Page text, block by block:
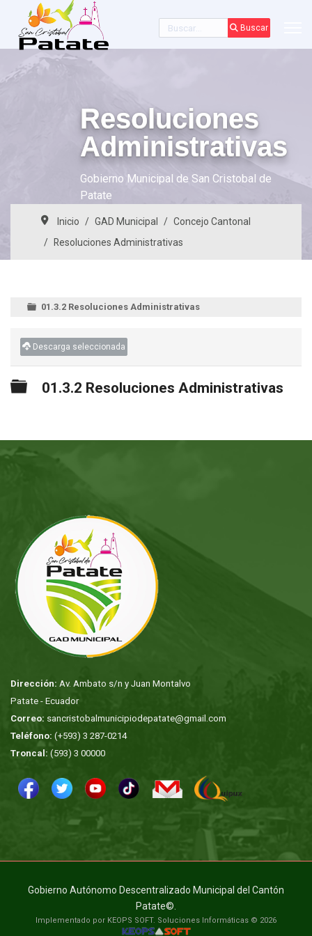
Buscar Buscar
Resoluciones
Administrativas
Gobierno Municipal de San Cristobal de
Patate
Inicio GAD Municipal
Concejo Cantonal
Resoluciones Administrativas
01.3.2 Resoluciones Administrativas
Descarga seleccionada
Carpeta
01.3.2 Resoluciones Administrativas
Dirección: Av. Ambato s/n y Juan Montalvo
Patate - Ecuador
Correo: sancristobalmunicipiodepatate@gmail.com
Teléfono: (+593) 3 287-0214
Troncal: (593) 3 00000
Gobierno Autónomo Descentralizado Municipal del Cantón
Patate©.
Implementado por KEOPS SOFT. Soluciones Informáticas © 2026